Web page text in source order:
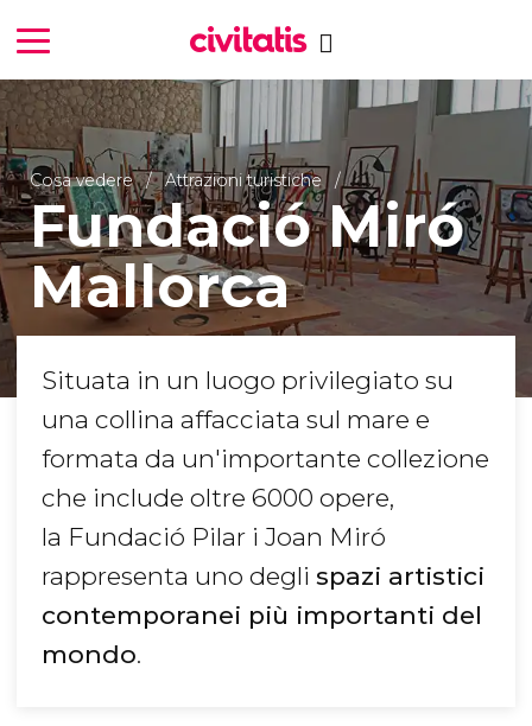
Cosa vedere Attrazioni turistiche
Fundació Miró
Mallorca
Situata in un luogo privilegiato su
una collina affacciata sul mare e
formata da un'importante collezione
che include oltre 6000 opere,
la Fundació Pilar i Joan Miró
rappresenta uno degli spazi artistici
contemporanei più importanti del
mondo.